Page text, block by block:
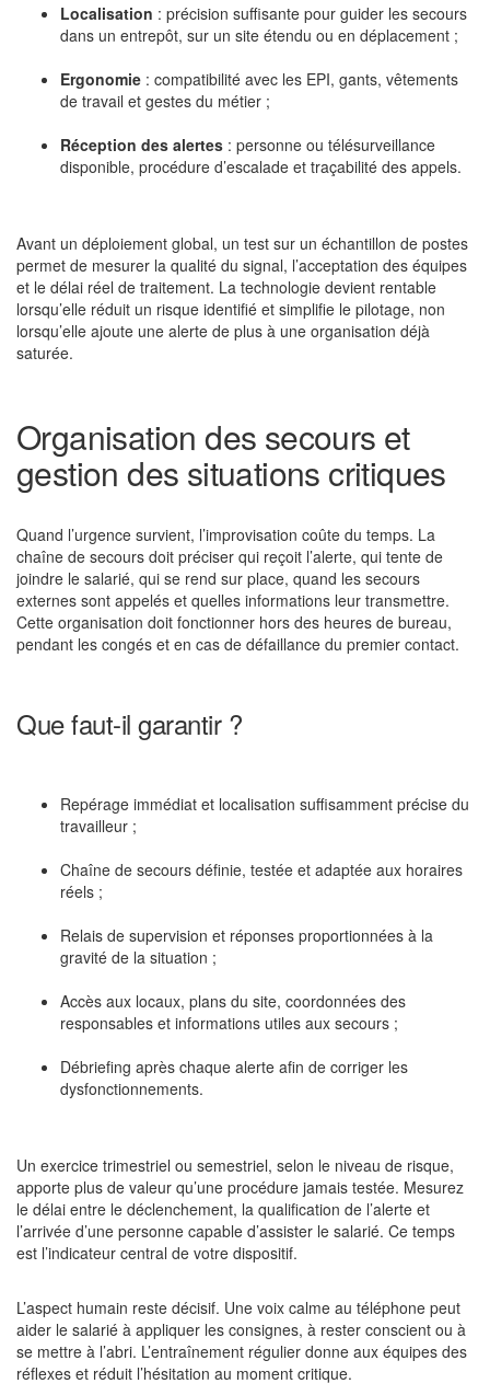
Localisation : précision suffisante pour guider les secours
dans un entrepôt, sur un site étendu ou en déplacement ;
Ergonomie : compatibilité avec les EPI, gants, vêtements
de travail et gestes du métier ;
Réception des alertes : personne ou télésurveillance
disponible, procédure d’escalade et traçabilité des appels.
Avant un déploiement global, un test sur un échantillon de postes
permet de mesurer la qualité du signal, l’acceptation des équipes
et le délai réel de traitement. La technologie devient rentable
lorsqu’elle réduit un risque identifié et simplifie le pilotage, non
lorsqu’elle ajoute une alerte de plus à une organisation déjà
saturée.
Organisation des secours et
gestion des situations critiques
Quand l’urgence survient, l’improvisation coûte du temps. La
chaîne de secours doit préciser qui reçoit l’alerte, qui tente de
joindre le salarié, qui se rend sur place, quand les secours
externes sont appelés et quelles informations leur transmettre.
Cette organisation doit fonctionner hors des heures de bureau,
pendant les congés et en cas de défaillance du premier contact.
Que faut-il garantir ?
Repérage immédiat et localisation suffisamment précise du
travailleur ;
Chaîne de secours définie, testée et adaptée aux horaires
réels ;
Relais de supervision et réponses proportionnées à la
gravité de la situation ;
Accès aux locaux, plans du site, coordonnées des
responsables et informations utiles aux secours ;
Débriefing après chaque alerte afin de corriger les
dysfonctionnements.
Un exercice trimestriel ou semestriel, selon le niveau de risque,
apporte plus de valeur qu’une procédure jamais testée. Mesurez
le délai entre le déclenchement, la qualification de l’alerte et
l’arrivée d’une personne capable d’assister le salarié. Ce temps
est l’indicateur central de votre dispositif.
L’aspect humain reste décisif. Une voix calme au téléphone peut
aider le salarié à appliquer les consignes, à rester conscient ou à
se mettre à l’abri. L’entraînement régulier donne aux équipes des
réflexes et réduit l’hésitation au moment critique.